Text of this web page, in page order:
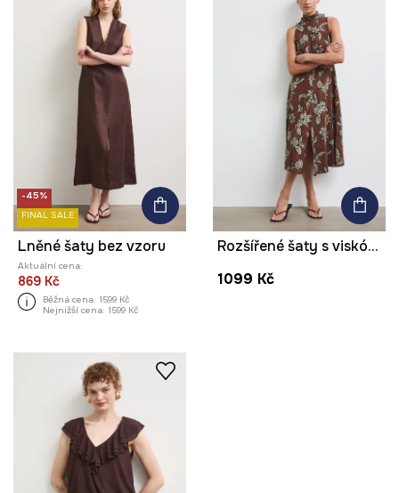
-45%
FINAL SALE
Lněné šaty bez vzoru
Aktuální cena:
869 Kč
Běžná cena: 1599 Kč
Nejnižší cena: 1599 Kč
Rozšířené šaty s viskózou s rostlinným vzorem
1099 Kč